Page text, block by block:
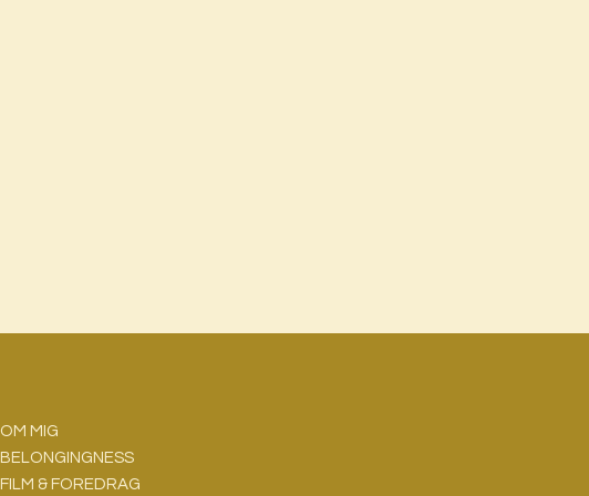
OM MIG
BELONGIN GNESS
FILM & FOREDRAG